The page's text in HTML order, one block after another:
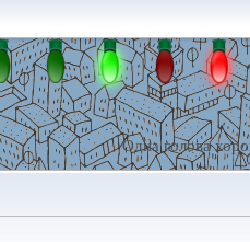
Одна голова